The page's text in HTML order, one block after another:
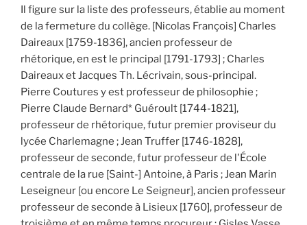
Il figure sur la liste des professeurs, établie au moment
de la fermeture du collège. [Nicolas François] Charles
Daireaux [1759-1836], ancien professeur de
rhétorique, en est le principal [1791-1793] ; Charles
Daireaux et Jacques Th. Lécrivain, sous-principal.
Pierre Coutures y est professeur de philosophie ;
Pierre Claude Bernard* Guéroult [1744-1821],
professeur de rhétorique, futur premier proviseur du
lycée Charlemagne ; Jean Truffer [1746-1828],
professeur de seconde, futur professeur de l'École
centrale de la rue [Saint-] Antoine, à Paris ; Jean Marin
Leseigneur [ou encore Le Seigneur], ancien professeur
professeur de seconde à Lisieux [1760], professeur de